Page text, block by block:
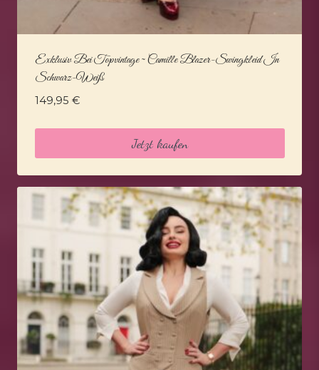
Exklusiv Bei Topvintage ~ Camille Blazer-Swingkleid In
Schwarz-Weiß
149,95 €
Jetzt kaufen